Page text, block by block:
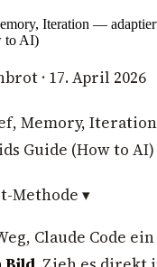
Iteration —
to AI)
· 17. April 2026
Memory,
Guide (How to AI)
Methode ▾
Claude Code